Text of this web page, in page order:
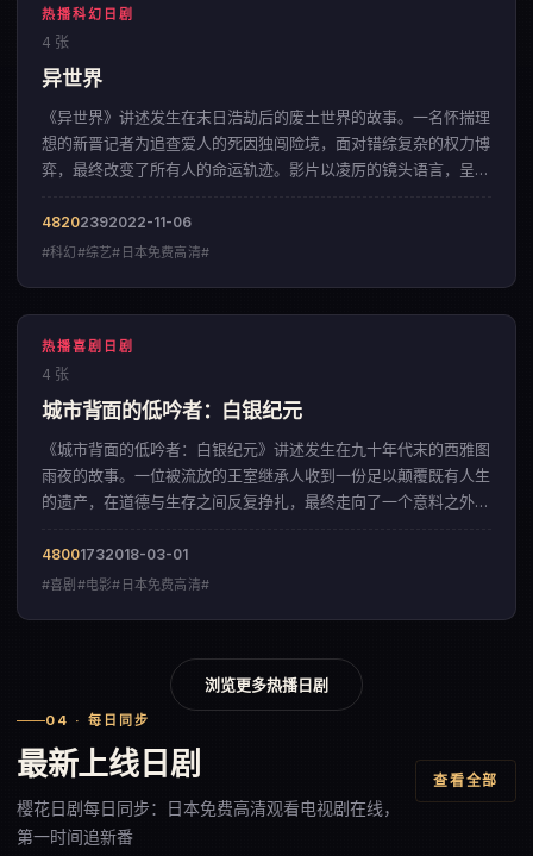
热播科幻日剧
4 张
异世界
《异世界》讲述发生在末日浩劫后的废土世界的故事。一名怀揣理
想的新晋记者为追查爱人的死因独闯险境，面对错综复杂的权力博
弈，最终改变了所有人的命运轨迹。影片以凌厉的镜头语言，呈现
48202392022-11-06
#科幻#综艺#日本免费高清#
热播喜剧日剧
4 张
城市背面的低吟者：白银纪元
《城市背面的低吟者：白银纪元》讲述发生在九十年代末的西雅图
雨夜的故事。一位被流放的王室继承人收到一份足以颠覆既有人生
的遗产，在道德与生存之间反复挣扎，最终走向了一个意料之外的
48001732018-03-01
#喜剧#电影#日本免费高清#
浏览更多热播日剧
04 · 每日同步
最新上线日剧
樱花日剧每日同步：日本免费高清观看电视剧在线，
第一时间追新番
查看全部